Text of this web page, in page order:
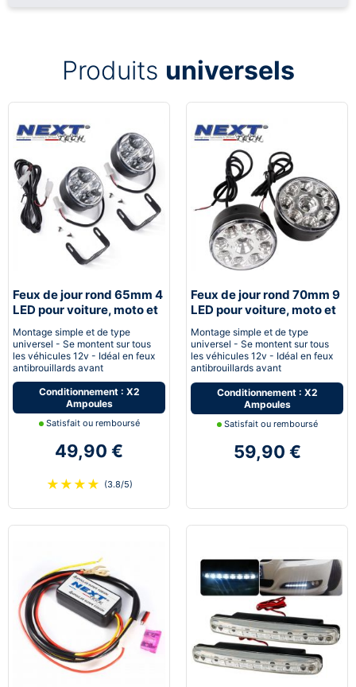
Produits universels
Feux de jour rond 65mm 4
LED pour voiture, moto et
Montage simple et de type
universel - Se montent sur tous
les véhicules 12v - Idéal en feux
antibrouillards avant
Conditionnement : X2
Ampoules
Satisfait ou remboursé
49,90 €
★ ★ ★ ★ (3.8/5)
Feux de jour rond 70mm 9
LED pour voiture, moto et
Montage simple et de type
universel - Se montent sur tous
les véhicules 12v - Idéal en feux
antibrouillards avant
Conditionnement : X2
Ampoules
Satisfait ou remboursé
59,90 €